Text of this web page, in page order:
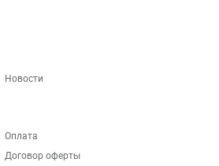
Новости
Оплата
Договор оферты